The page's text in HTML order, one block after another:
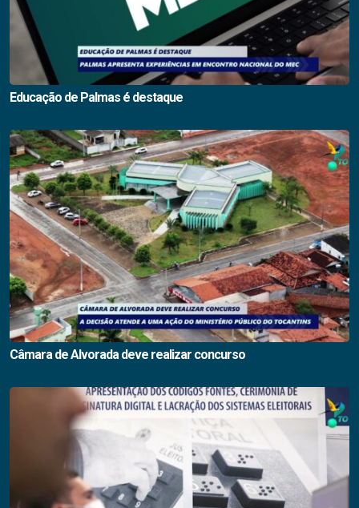
Educação de Palmas é destaque
Câmara de Alvorada deve realizar concurso